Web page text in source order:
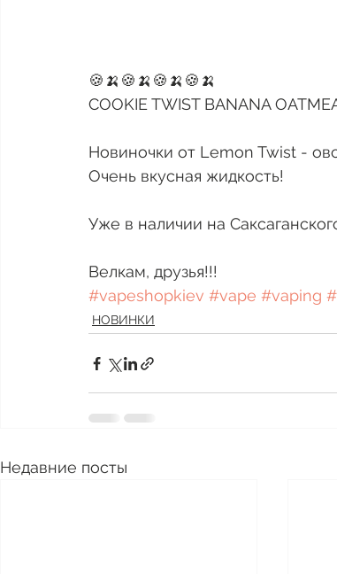
🍪🍌🍪🍌🍪🍌🍪🍌
COOKIE TWIST BANANA
Новиночки от Lemon Twist -
Очень вкусная жидкость!
Уже в наличии на
Велкам, друзья!!!
#vapeshopkiev #vape #vaping
НОВИНКИ
Недавние посты